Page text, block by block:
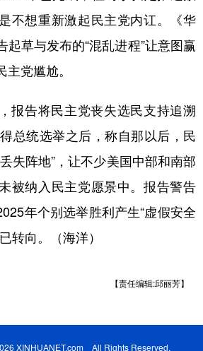
不想重新激起民主党内讧。《华
起草与发布的“混乱进程”让意图赢
主党尴尬。
告将民主党丧失选民支持追溯
总统选举之后，称自那以后，民
失阵地”，让不少美国中部和南部
被纳入民主党愿景中。报告警告
年个别选举胜利产生“虚假安全
转向。（海洋）
【责任编辑:邱丽芳】
XINHUANET.com All Rights Reserved.